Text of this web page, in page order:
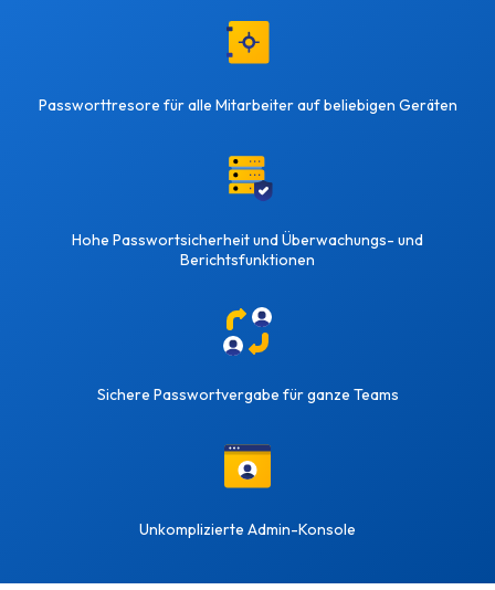
Passworttresore für alle Mitarbeiter auf beliebigen Geräten
Hohe Passwortsicherheit und Überwachungs- und
Berichtsfunktionen
Sichere Passwortvergabe für ganze Teams
Unkomplizierte Admin-Konsole